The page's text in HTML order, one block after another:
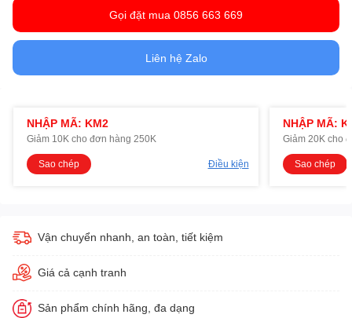
Gọi đặt mua 0856 663 669
Liên hệ Zalo
NHẬP MÃ: KM2
Giảm 10K cho đơn hàng 250K
Sao chép Điều kiện
NHẬP MÃ:
Giảm 20K cho
Sao chép
Vận chuyển nhanh, an toàn, tiết kiệm
Giá cả cạnh tranh
Sản phẩm chính hãng, đa dạng